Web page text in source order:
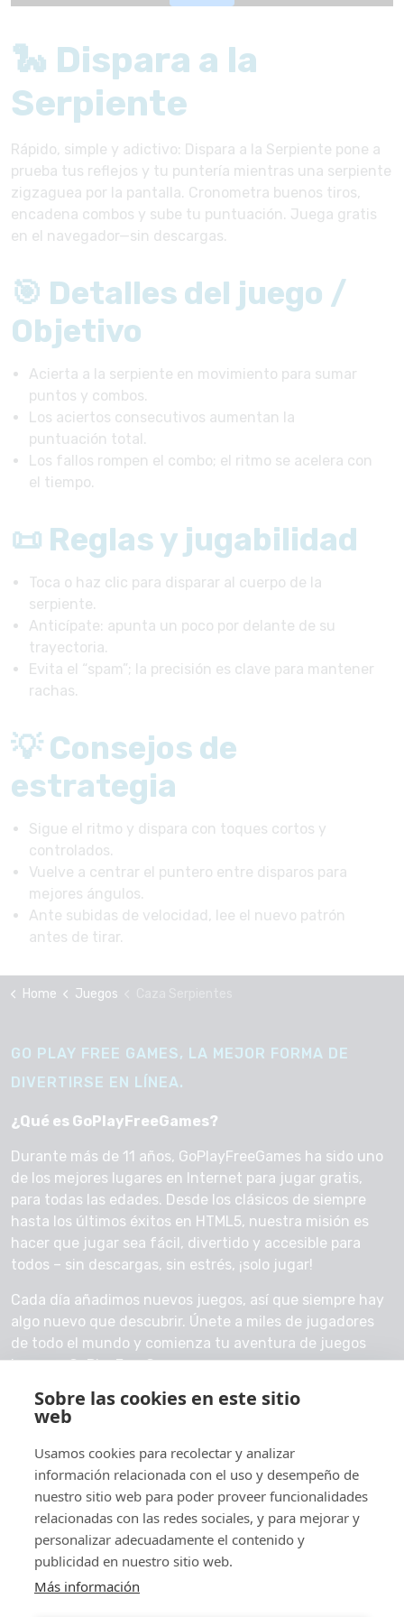
Sobre las cookies en este sitio
web
Usamos cookies para recolectar y analizar
información relacionada con el uso y desempeño de
nuestro sitio web para poder proveer funcionalidades
relacionadas con las redes sociales, y para mejorar y
personalizar adecuadamente el contenido y
publicidad en nuestro sitio web.
Más información
🐍 Dispara a la
Serpiente
Rápido, simple y adictivo: Dispara a la Serpiente pone a
prueba tus reflejos y tu puntería mientras una serpiente
zigzaguea por la pantalla. Cronometra buenos tiros,
encadena combos y sube tu puntuación. Juega gratis
en el navegador—sin descargas.
🎯 Detalles del juego /
Objetivo
Acierta a la serpiente en movimiento para sumar
puntos y combos.
Los aciertos consecutivos aumentan la
puntuación total.
Los fallos rompen el combo; el ritmo se acelera con
el tiempo.
📜 Reglas y jugabilidad
Toca o haz clic para disparar al cuerpo de la
serpiente.
Anticípate: apunta un poco por delante de su
trayectoria.
Evita el “spam”; la precisión es clave para mantener
rachas.
💡 Consejos de
estrategia
Sigue el ritmo y dispara con toques cortos y
controlados.
Vuelve a centrar el puntero entre disparos para
mejores ángulos.
Ante subidas de velocidad, lee el nuevo patrón
antes de tirar.
Home Juegos
GO PLAY FREE GAMES, LA MEJOR FORMA DE
DIVERTIRSE EN LÍNEA.
¿Qué es GoPlayFreeGames?
Durante más de 11 años, GoPlayFreeGames ha sido uno
de los mejores lugares en Internet para jugar gratis,
para todas las edades. Desde los clásicos de siempre
hasta los últimos éxitos en HTML5, nuestra misión es
hacer que jugar sea fácil, divertido y accesible para
todos – sin descargas, sin estrés, ¡solo jugar!
Cada día añadimos nuevos juegos, así que siempre hay
algo nuevo que descubrir. Únete a miles de jugadores
de todo el mundo y comienza tu aventura de juegos
hoy con GoPlayFreeGames.
Contáctanos
© 2026 GoPlayFreeGames
Política de privacidad